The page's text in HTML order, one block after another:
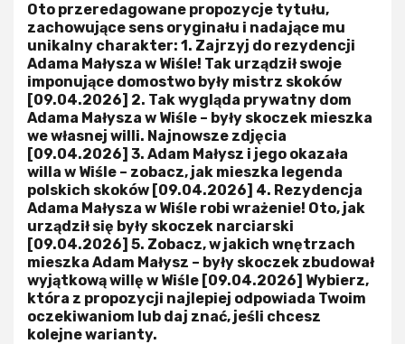
Oto przeredagowane propozycje tytułu,
zachowujące sens oryginału i nadające mu
unikalny charakter: 1. Zajrzyj do rezydencji
Adama Małysza w Wiśle! Tak urządził swoje
imponujące domostwo były mistrz skoków
[09.04.2026] 2. Tak wygląda prywatny dom
Adama Małysza w Wiśle – były skoczek mieszka
we własnej willi. Najnowsze zdjęcia
[09.04.2026] 3. Adam Małysz i jego okazała
willa w Wiśle – zobacz, jak mieszka legenda
polskich skoków [09.04.2026] 4. Rezydencja
Adama Małysza w Wiśle robi wrażenie! Oto, jak
urządził się były skoczek narciarski
[09.04.2026] 5. Zobacz, w jakich wnętrzach
mieszka Adam Małysz – były skoczek zbudował
wyjątkową willę w Wiśle [09.04.2026] Wybierz,
która z propozycji najlepiej odpowiada Twoim
oczekiwaniom lub daj znać, jeśli chcesz
kolejne warianty.